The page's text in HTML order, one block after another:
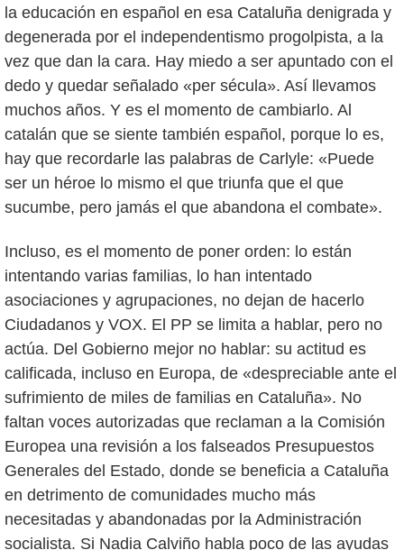
la educación en español en esa Cataluña denigrada y
degenerada por el independentismo progolpista, a la
vez que dan la cara. Hay miedo a ser apuntado con el
dedo y quedar señalado «per sécula». Así llevamos
muchos años. Y es el momento de cambiarlo. Al
catalán que se siente también español, porque lo es,
hay que recordarle las palabras de Carlyle: «Puede
ser un héroe lo mismo el que triunfa que el que
sucumbe, pero jamás el que abandona el combate».
Incluso, es el momento de poner orden: lo están
intentando varias familias, lo han intentado
asociaciones y agrupaciones, no dejan de hacerlo
Ciudadanos y VOX. El PP se limita a hablar, pero no
actúa. Del Gobierno mejor no hablar: su actitud es
calificada, incluso en Europa, de «despreciable ante el
sufrimiento de miles de familias en Cataluña». No
faltan voces autorizadas que reclaman a la Comisión
Europea una revisión a los falseados Presupuestos
Generales del Estado, donde se beneficia a Cataluña
en detrimento de comunidades mucho más
necesitadas y abandonadas por la Administración
socialista. Si Nadia Calviño habla poco de las ayudas